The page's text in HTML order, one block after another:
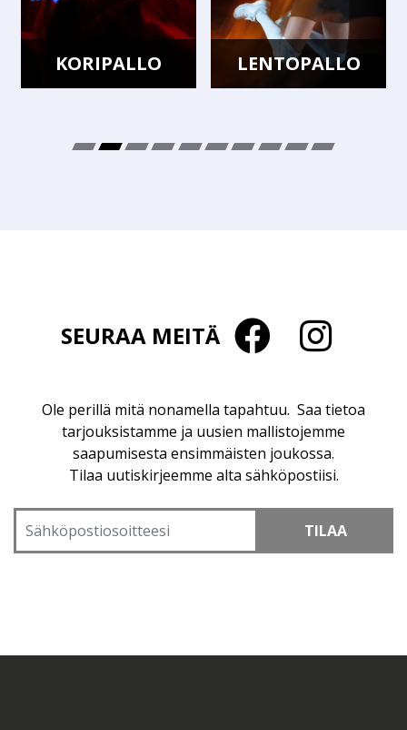
LENTOPALLO KÄSIPALLO
SEURAA MEITÄ
Ole perillä mitä nonamella tapahtuu. Saa tietoa
tarjouksistamme ja uusien mallistojemme
saapumisesta ensimmäisten joukossa.
Tilaa uutiskirjeemme alta sähköpostiisi.
TILAA